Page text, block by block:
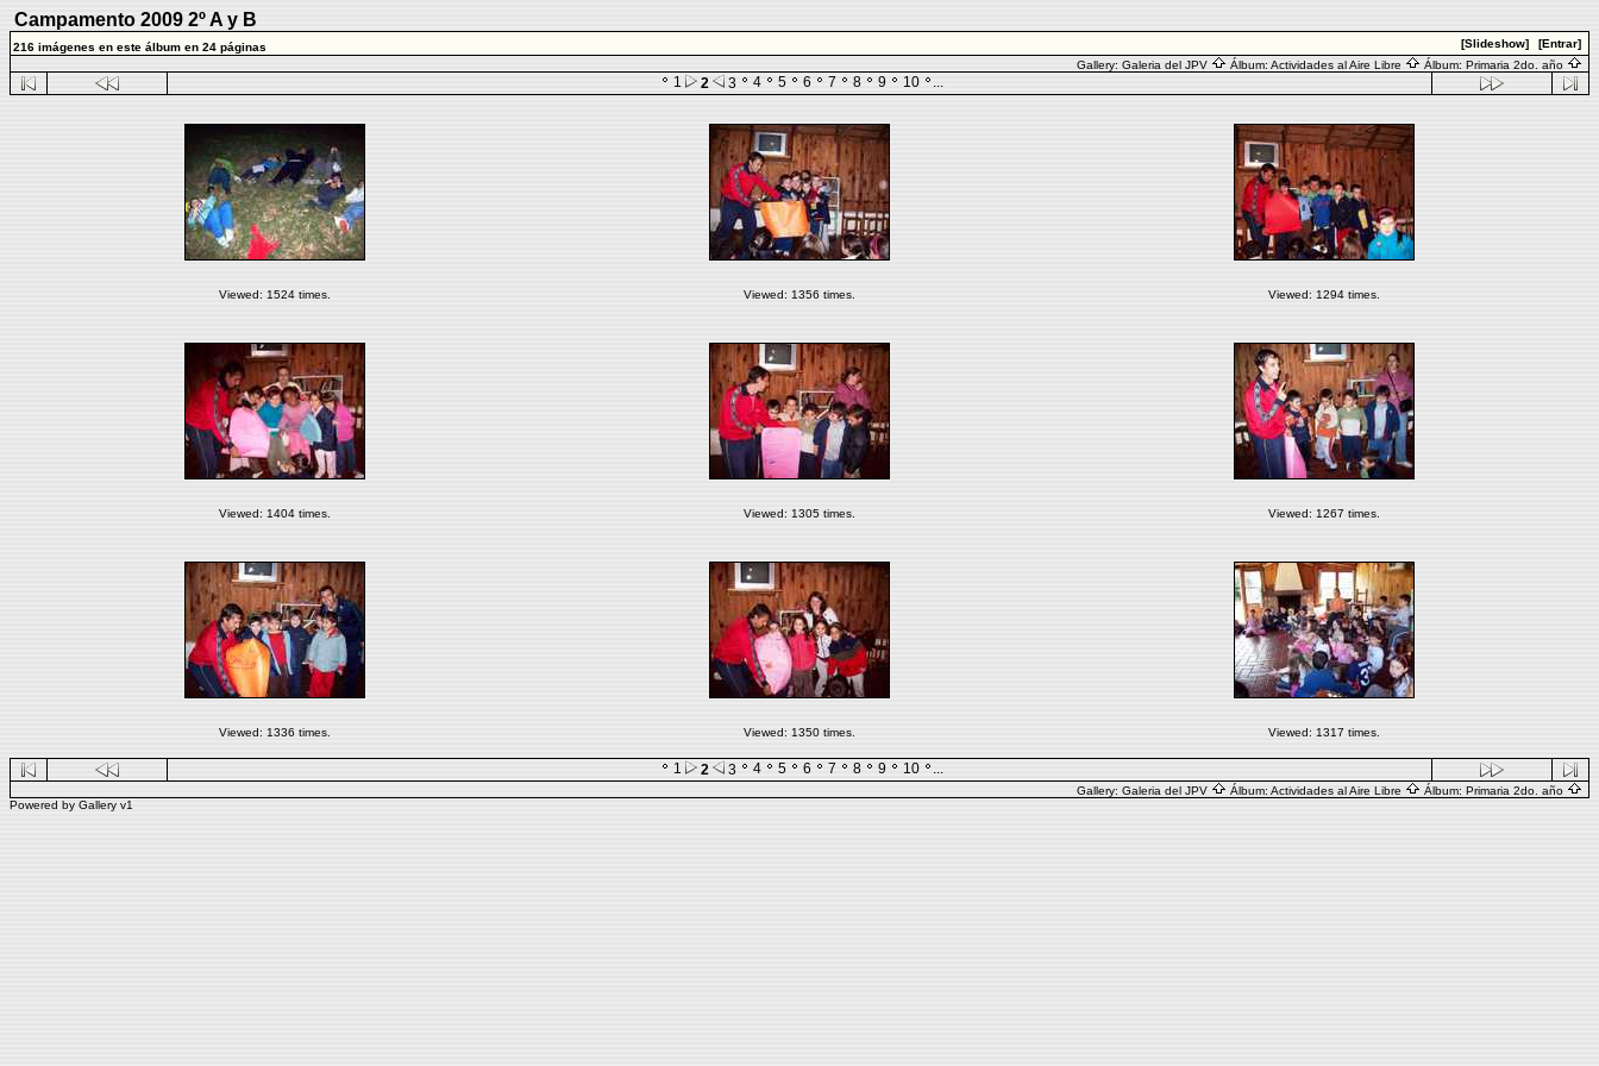
Campamento 2009 2º A y B
216 imágenes en este álbum en 24 páginas [Slideshow]
[Entrar]
Gallery: Galeria del JPV Álbum: Actividades al Aire Libre Álbum: Primaria 2do. año
1 2 3 4 5 6 7 8 9 10 ...
Viewed: 1524 times. Viewed: 1356 times. Viewed: 1294 times.
Viewed: 1404 times. Viewed: 1305 times. Viewed: 1267 times.
Viewed: 1336 times. Viewed: 1350 times. Viewed: 1317 times.
1 2 3 4 5 6 7 8 9 10 ...
Gallery: Galeria del JPV Álbum: Actividades al Aire Libre Álbum: Primaria 2do. año
Powered by Gallery v1